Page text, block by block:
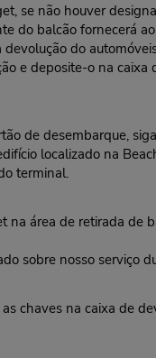
se não houver
do balcão fornecerá
do
e deposite-o na
de desembarque,
localizado na
terminal.
na área de retirada
sobre nosso serviço
chaves na caixa de